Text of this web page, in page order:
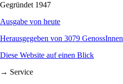
Gegründet 1947
Ausgabe von heute
Herausgegeben von 3079 GenossInnen
Diese Website auf einen Blick
→ Service